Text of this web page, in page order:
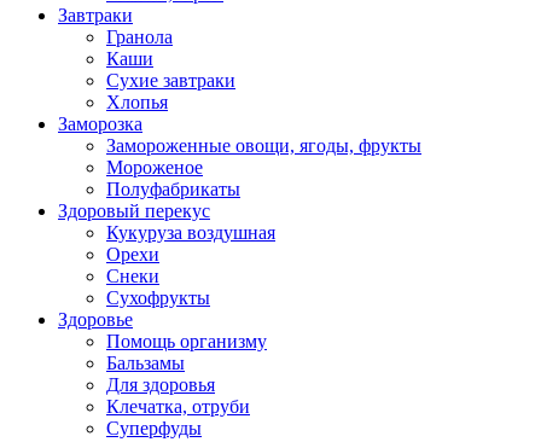
Завтраки
Гранола
Каши
Сухие завтраки
Хлопья
Заморозка
Замороженные овощи, ягоды, фрукты
Мороженое
Полуфабрикаты
Здоровый перекус
Кукуруза воздушная
Орехи
Снеки
Сухофрукты
Здоровье
Помощь организму
Бальзамы
Для здоровья
Клечатка, отруби
Суперфуды